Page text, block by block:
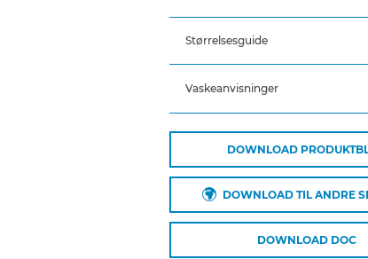
Trykknapjustering ved
Varenummer: LR1455-08
DB-nummer: 1808952
EAN: 5708217024608
Størrelsesguide
Vaskeanvisninger
Plejeinstruktioner:
Anvend ikke skyllemiddel
Anvend ikke blegemidler
Vaskes sammen med
Lynlåsen lynet
DOWNLOAD
DOWNLOAD TIL ANDRE
DOWNLOAD DOC